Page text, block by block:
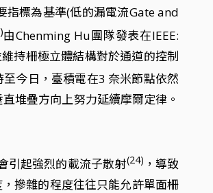
標為基準(低的漏電流Gate and
由Chenming Hu團隊發表在IEEE:
持柵極立體結構對於通道的控制
今日，臺積電在3 奈米節點依然
堆疊方向上努力延續摩爾定律。
引起強烈的載流子散射(24) ，導致
摻雜的程度往往只能允許單面柵